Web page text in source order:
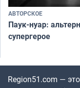
АВТОРСКОЕ
Паук-нуар:
супергерое
Region51.com —